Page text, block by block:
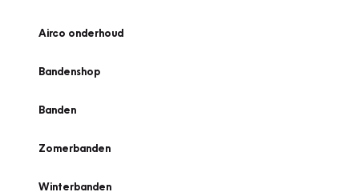
Airco onderhoud
Bandenshop
Banden
Zomerbanden
Winterbanden